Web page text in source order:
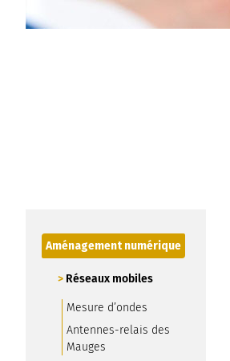
Aménagement numérique
Réseaux mobiles
Mesure d’ondes
Antennes-relais des
Mauges